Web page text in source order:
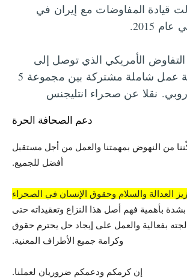
وتولت قيادة المفاوضات مع إيران في
2015.
الأمريكي الذي توصل إلى
إتفاق بشأن خطة عمل شاملة مشتركة بين مجموعة 5
نقلا عن صحراء انتليجنس
دعم الصحافة الحرة
من النهوض بمهمتنا والعمل من أجل مستقبل
أفضل للجميع.
العدالة والسلام وحقوق الإنسان في الصحراء
بأهمية فهم أصل هذا النزاع وتعقيداته حتى
بفعالية والعمل على إيجاد حل يحترم حقوق
وكرامة جميع الأطراف المعنية.
إن كرمكم ودعمكم ضروريان لعملنا.